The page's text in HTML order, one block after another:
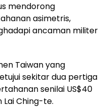
mendorong
asimetris,
ancaman militer
Taiwan yang
sekitar dua pertiga
senilai US$40
Lai Ching-te.